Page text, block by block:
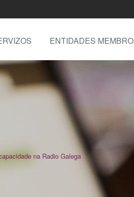
ENTIDADES MEMBRO
na Radio Galega